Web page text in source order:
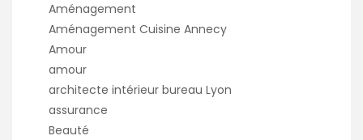
Aménagement
Aménagement Cuisine Annecy
Amour
amour
architecte intérieur bureau Lyon
assurance
Beauté